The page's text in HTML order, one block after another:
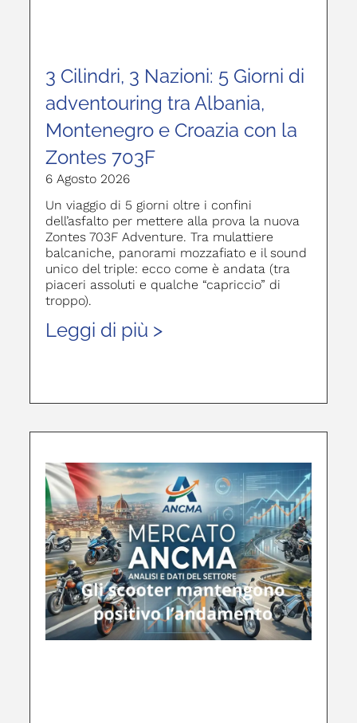
3 Cilindri, 3 Nazioni: 5 Giorni di
adventouring tra Albania,
Montenegro e Croazia con la
Zontes 703F
6 Agosto 2026
Un viaggio di 5 giorni oltre i confini
dell’asfalto per mettere alla prova la nuova
Zontes 703F Adventure. Tra mulattiere
balcaniche, panorami mozzafiato e il sound
unico del triple: ecco come è andata (tra
piaceri assoluti e qualche “capriccio” di
troppo).
Leggi di più >